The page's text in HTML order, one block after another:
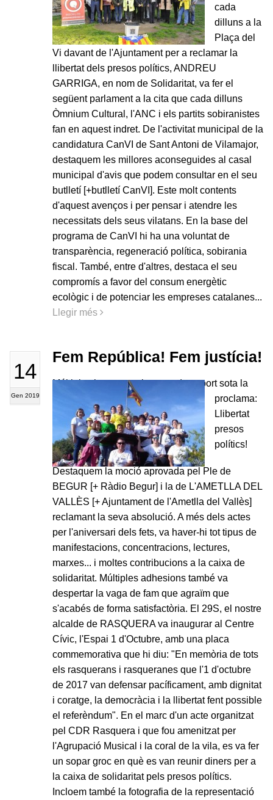
cada
dilluns a la
Plaça del
Vi davant de l'Ajuntament per a reclamar la
llibertat dels presos polítics, ANDREU
GARRIGA, en nom de Solidaritat, va fer el
següent parlament a la cita que cada dilluns
Òmnium Cultural, l'ANC i els partits sobiranistes
fan en aquest indret. De l'activitat municipal de la
candidatura CanVI de Sant Antoni de Vilamajor,
destaquem les millores aconseguides al casal
municipal d'avis que podem consultar en el seu
butlletí [+butlletí CanVI]. Este molt contents
d'aquest avenços i per pensar i atendre les
necessitats dels seus vilatans. En la base del
programa de CanVI hi ha una voluntat de
transparència, regeneració política, sobirania
fiscal. També, entre d'altres, destaca el seu
compromís a favor del consum energètic
ecològic i de potenciar les empreses catalanes...
Llegir més
14
Gen 2019
Fem República! Fem justícia!
Múltiples han estat els actes de suport sota la
proclama:
Llibertat
presos
polítics!
Destaquem la moció aprovada pel Ple de
BEGUR [+ Ràdio Begur] i la de L'AMETLLA DEL
VALLÈS [+ Ajuntament de l'Ametlla del Vallès]
reclamant la seva absolució. A més dels actes
per l'aniversari dels fets, va haver-hi tot tipus de
manifestacions, concentracions, lectures,
marxes... i moltes contribucions a la caixa de
solidaritat. Múltiples adhesions també va
despertar la vaga de fam que agraïm que
s'acabés de forma satisfactòria. El 29S, el nostre
alcalde de RASQUERA va inaugurar al Centre
Cívic, l'Espai 1 d'Octubre, amb una placa
commemorativa que hi diu: "En memòria de tots
els rasquerans i rasqueranes que l'1 d'octubre
de 2017 van defensar pacíficament, amb dignitat
i coratge, la democràcia i la llibertat fent possible
el referèndum". En el marc d'un acte organitzat
pel CDR Rasquera i que fou amenitzat per
l'Agrupació Musical i la coral de la vila, es va fer
un sopar groc en què es van reunir diners per a
la caixa de solidaritat pels presos polítics.
Incloem també la fotografia de la representació